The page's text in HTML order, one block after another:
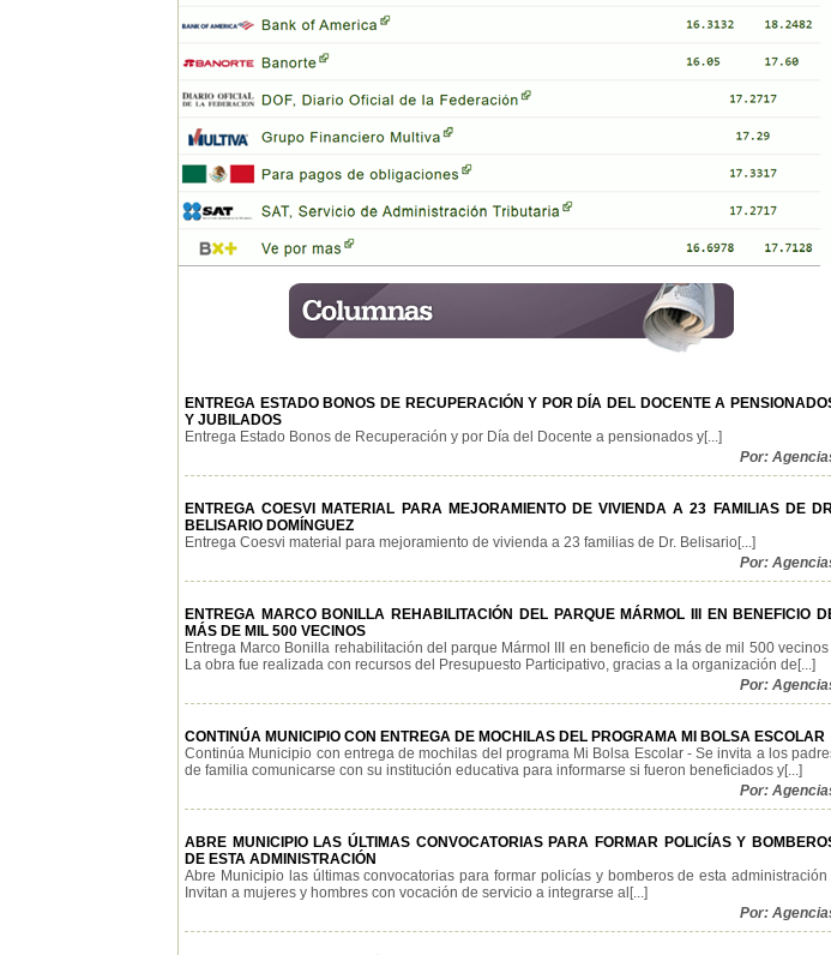
ENTREGA ESTADO BONOS DE RECUPERACIÓN Y POR DÍA DEL DOCENTE A
Y JUBILADOS
Entrega Estado Bonos de Recuperación y por Día del Docente a pensionados y[...]
Por:
ENTREGA COESVI MATERIAL PARA MEJORAMIENTO DE VIVIENDA A 23 FAMILIAS DE
BELISARIO DOMÍNGUEZ
Entrega Coesvi material para mejoramiento de vivienda a 23 familias de Dr. Belisario[...]
Por:
ENTREGA MARCO BONILLA REHABILITACIÓN DEL PARQUE MÁRMOL III EN BENEFICIO
MÁS DE MIL 500 VECINOS
Entrega Marco Bonilla rehabilitación del parque Mármol III en beneficio de más de mil 500 vecinos
La obra fue realizada con recursos del Presupuesto Participativo, gracias a la organización de[...]
Por:
CONTINÚA MUNICIPIO CON ENTREGA DE MOCHILAS DEL PROGRAMA MI BOLSA ESCOLAR
Continúa Municipio con entrega de mochilas del programa Mi Bolsa Escolar - Se invita a los
de familia comunicarse con su institución educativa para informarse si fueron beneficiados y[...]
Por:
ABRE MUNICIPIO LAS ÚLTIMAS CONVOCATORIAS PARA FORMAR POLICÍAS Y
DE ESTA ADMINISTRACIÓN
Abre Municipio las últimas convocatorias para formar policías y bomberos de esta administración
Invitan a mujeres y hombres con vocación de servicio a integrarse al[...]
Por: